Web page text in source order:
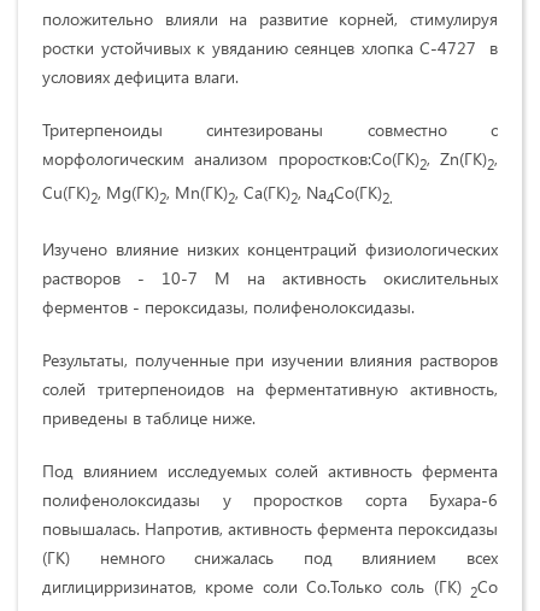
положительно влияли на развитие корней, стимулируя
ростки устойчивых к увяданию сеянцев хлопка С-4727 в
условиях дефицита влаги.
Тритерпеноиды синтезированы совместно с
морфологическим анализом проростков:Cо(ГК)2, Zn(ГК)2,
Сu(ГК)2, Mg(ГК)2, Mn(ГК)2, Са(ГК)2, Na4Cо(ГК)2.
Изучено влияние низких концентраций физиологических
растворов - 10-7 М на активность окислительных
ферментов - пероксидазы, полифенолоксидазы.
Результаты, полученные при изучении влияния растворов
солей тритерпеноидов на ферментативную активность,
приведены в таблице ниже.
Под влиянием исследуемых солей активность фермента
полифенолоксидазы у проростков сорта Бухара-6
повышалась. Напротив, активность фермента пероксидазы
(ГК) немного снижалась под влиянием всех
диглицирризинатов, кроме соли Со.Только соль (ГК) 2Co